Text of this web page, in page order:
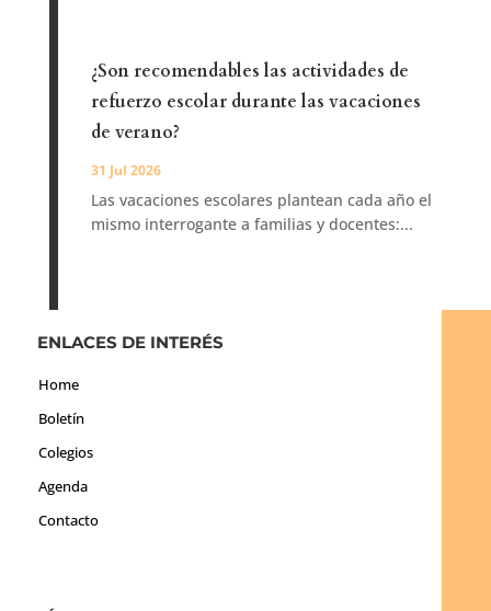
¿Son recomendables las actividades de
refuerzo escolar durante las vacaciones
de verano?
31 Jul 2026
Las vacaciones escolares plantean cada año el
mismo interrogante a familias y docentes:...
ENLACES DE INTERÉS
Home
Boletín
Colegios
Agenda
Contacto